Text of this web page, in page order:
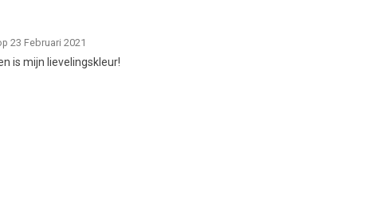
23 Februari 2021
is mijn lievelingskleur!